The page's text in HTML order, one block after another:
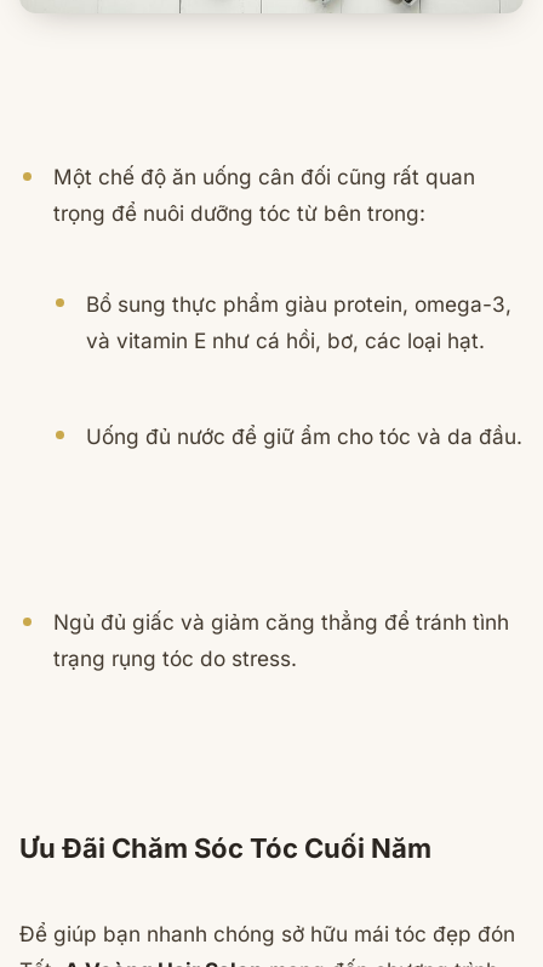
Một chế độ ăn uống cân đối cũng rất quan
trọng để nuôi dưỡng tóc từ bên trong:
Bổ sung thực phẩm giàu protein, omega-3,
và vitamin E như cá hồi, bơ, các loại hạt.
Uống đủ nước để giữ ẩm cho tóc và da đầu.
Ngủ đủ giấc và giảm căng thẳng để tránh tình
trạng rụng tóc do stress.
Ưu Đãi Chăm Sóc Tóc Cuối Năm
Để giúp bạn nhanh chóng sở hữu mái tóc đẹp đón